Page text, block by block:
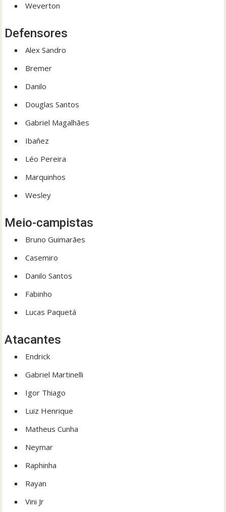
Weverton
Defensores
Alex Sandro
Bremer
Danilo
Douglas Santos
Gabriel Magalhães
Ibañez
Léo Pereira
Marquinhos
Wesley
Meio-campistas
Bruno Guimarães
Casemiro
Danilo Santos
Fabinho
Lucas Paquetá
Atacantes
Endrick
Gabriel Martinelli
Igor Thiago
Luiz Henrique
Matheus Cunha
Neymar
Raphinha
Rayan
Vini Jr